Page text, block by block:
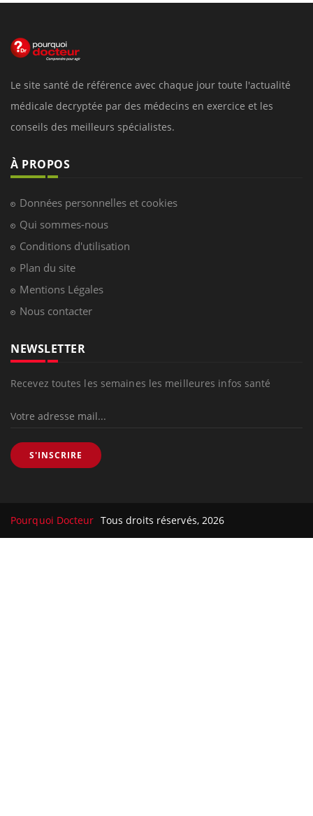
Le site santé de référence avec chaque jour toute l'actualité
médicale decryptée par des médecins en exercice et les
conseils des meilleurs spécialistes.
À PROPOS
Données personnelles et cookies
Qui sommes-nous
Conditions d'utilisation
Plan du site
Mentions Légales
Nous contacter
NEWSLETTER
Recevez toutes les semaines les meilleures infos santé
S'INSCRIRE
Pourquoi Docteur Tous droits réservés, 2026